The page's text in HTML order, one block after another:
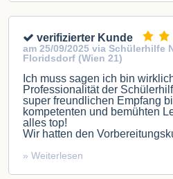
verifizierter Kunde
am 25/09/2025 via Schülerhilfe
Floridsdorf (Wien 21)
Ich muss sagen ich bin
Professionalität der
super freundlichen Empfang
kompetenten und bemühten
alles top!
Wir hatten den
» Weiterlesen